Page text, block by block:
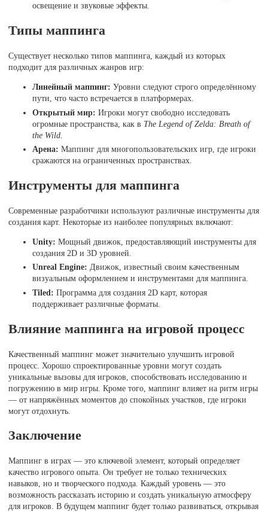
освещение и звуковые эффекты.
Типы маппинга
Существует несколько типов маппинга, каждый из которых
подходит для различных жанров игр:
Линейный маппинг: Уровни следуют строго определённому
пути, что часто встречается в платформерах.
Открытый мир: Игроки могут свободно исследовать
огромные пространства, как в The Legend of Zelda: Breath of
the Wild
Арена: Маппинг для многопользовательских игр, где игроки
сражаются на ограниченных пространствах.
Инструменты для маппинга
Современные разработчики используют различные инструменты для
создания карт. Некоторые из наиболее популярных включают:
Unity: Мощный движок, предоставляющий инструменты для
создания 2D и 3D уровней.
Unreal Engine: Движок, известный своим качественным
визуальным оформлением и инструментами для маппинга.
Tiled: Программа для создания 2D карт, которая
поддерживает различные форматы.
Влияние маппинга на игровой процесс
Качественный маппинг может значительно улучшить игровой
процесс. Хорошо спроектированные уровни могут создать
уникальные вызовы для игроков, способствовать исследованию и
погружению в мир игры. Кроме того, маппинг влияет на ритм игры
— от напряжённых моментов до спокойных участков, где игроки
могут отдохнуть.
Заключение
Маппинг в играх — это ключевой элемент, который определяет
качество игрового опыта. Он требует не только технических
навыков, но и творческого подхода. Каждый уровень — это
возможность рассказать историю и создать уникальную атмосферу
для игроков. В будущем маппинг будет только развиваться, открывая